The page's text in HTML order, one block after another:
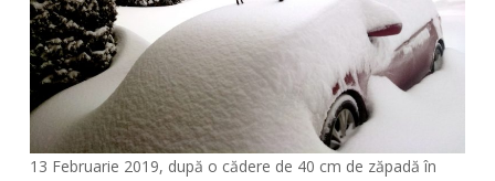
13 Februarie 2019, după o cădere de 40 cm de zăpadă în